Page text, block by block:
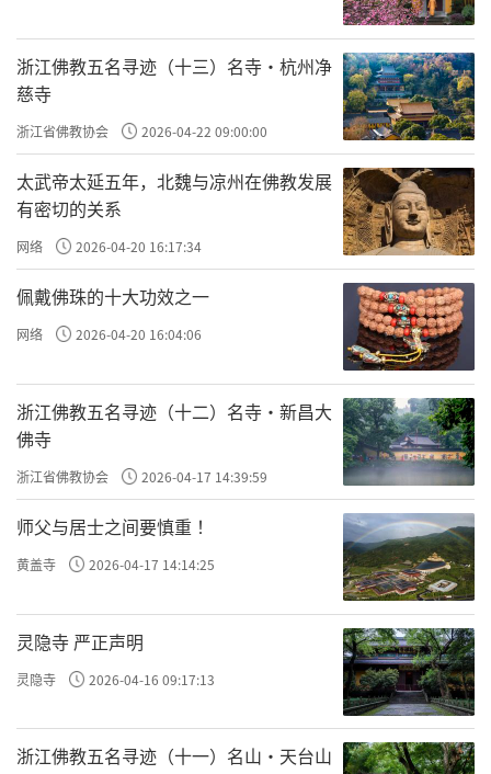
浙江佛教五名寻迹（十三）名寺·杭州净
慈寺
浙江省佛教协会 2026-04-22 09:00:00
太武帝太延五年，北魏与凉州在佛教发展
有密切的关系
网络 2026-04-20 16:17:34
佩戴佛珠的十大功效之一
网络 2026-04-20 16:04:06
浙江佛教五名寻迹（十二）名寺·新昌大
佛寺
浙江省佛教协会 2026-04-17 14:39:59
师父与居士之间要慎重 ！
黄盖寺 2026-04-17 14:14:25
灵隐寺 严正声明
灵隐寺 2026-04-16 09:17:13
浙江佛教五名寻迹（十一）名山·天台山